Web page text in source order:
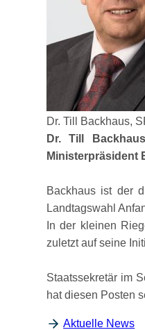
Dr. Till Backhaus,
Dr. Till
Ministerpräsident
Backhaus ist der
Landtagswahl
In der kleinen
zuletzt auf seine
Staatssekretär im
hat diesen Posten
Aktuelle News